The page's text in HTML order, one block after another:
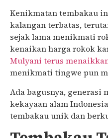
Kenikmatan tembakau
kalangan terbatas,
sejak lama menikmati
kenaikan harga rokok
Mulyani terus
menikmati tingwe pun
Ada bagusnya, generasi
kekayaan alam
tembakau unik dan